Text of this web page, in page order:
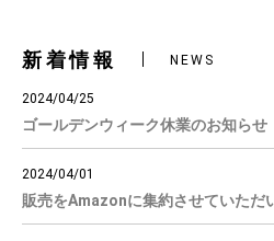
新着情報 NEWS
2024/04/25
ゴールデンウィーク休業のお知らせ
2024/04/01
販売をAmazonに集約させていただ